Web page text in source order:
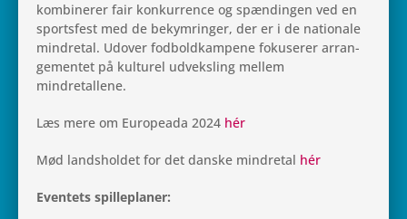
kom­bi­ne­rer fair kon­kur­rence og spæn­din­gen ved en
sport­s­fest med de bekym­rin­ger, der er i de natio­nale
min­dre­tal. Udover fod­bold­kam­pene foku­se­rer arran­
ge­men­tet på kul­tu­rel udveks­ling mellem
mindretallene.
Læs mere om Euro­pe­ada 2024 hér
Mød lands­hol­det for det danske min­dre­tal hér
Even­tets spilleplaner: